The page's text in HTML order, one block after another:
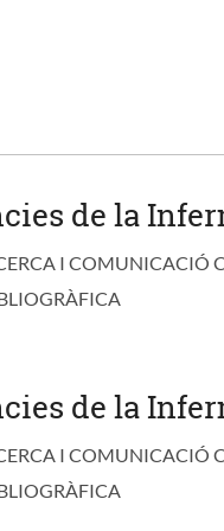
de la
I COMUNICACIÓ
de la
I COMUNICACIÓ